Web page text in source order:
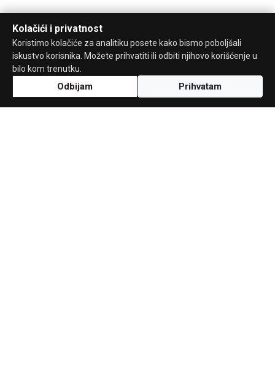
Kolačići i privatnost
Koristimo kolačiće za analitiku posete kako bismo poboljšali
iskustvo korisnika. Možete prihvatiti ili odbiti njihovo korišćenje u
bilo kom trenutku.
Odbijam Prihvatam